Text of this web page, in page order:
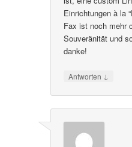
Einrichtungen à la
Fax ist noch mehr
Souveränität und
danke!
Antworten ↓